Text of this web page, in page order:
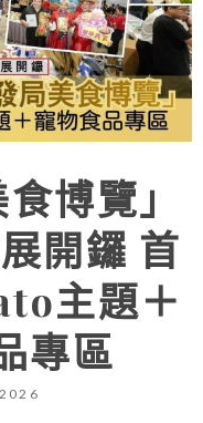
博覽」
開鑼 首
主題＋
專區